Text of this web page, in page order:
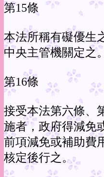
第15條
本法所稱有礙優生
中央主管機關定之
第16條
接受本法第六條、
施者，政府得減免
前項減免或補助費
核定後行之。